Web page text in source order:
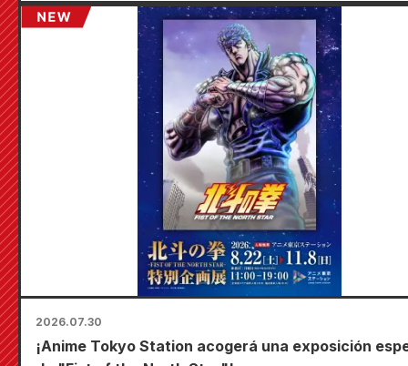
una minitarjeta especialmente dibujada (¡4 tipos en
2026.07.30
¡Anime Tokyo Station acogerá una exposición